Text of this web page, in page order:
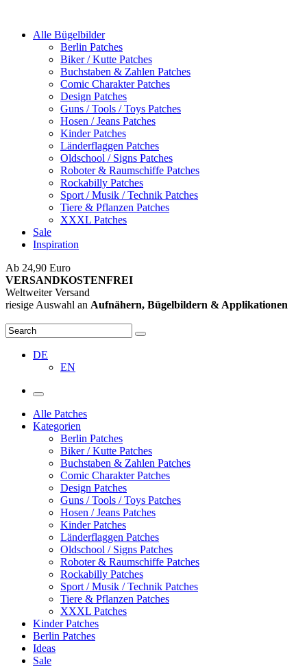
Alle Bügelbilder
Berlin Patches
Biker / Kutte Patches
Buchstaben & Zahlen Patches
Comic Charakter Patches
Design Patches
Guns / Tools / Toys Patches
Hosen / Jeans Patches
Kinder Patches
Länderflaggen Patches
Oldschool / Signs Patches
Roboter & Raumschiffe Patches
Rockabilly Patches
Sport / Musik / Technik Patches
Tiere & Pflanzen Patches
XXXL Patches
Sale
Inspiration
Ab 24,90 Euro
VERSANDKOSTENFREI
Weltweiter Versand
riesige Auswahl an Aufnähern, Bügelbildern & Applikationen
DE
EN
Alle Patches
Kategorien
Berlin Patches
Biker / Kutte Patches
Buchstaben & Zahlen Patches
Comic Charakter Patches
Design Patches
Guns / Tools / Toys Patches
Hosen / Jeans Patches
Kinder Patches
Länderflaggen Patches
Oldschool / Signs Patches
Roboter & Raumschiffe Patches
Rockabilly Patches
Sport / Musik / Technik Patches
Tiere & Pflanzen Patches
XXXL Patches
Kinder Patches
Berlin Patches
Ideas
Sale